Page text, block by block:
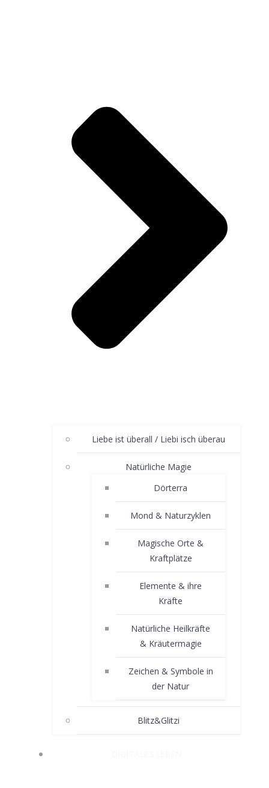
Liebe ist überall / Liebi isch überau
Natürliche Magie
Dörterra
Mond & Naturzyklen
Magische Orte &
Kraftplätze
Elemente & ihre
Kräfte
Natürliche Heilkräfte
& Kräutermagie
Zeichen & Symbole in
der Natur
Blitz&Glitzi